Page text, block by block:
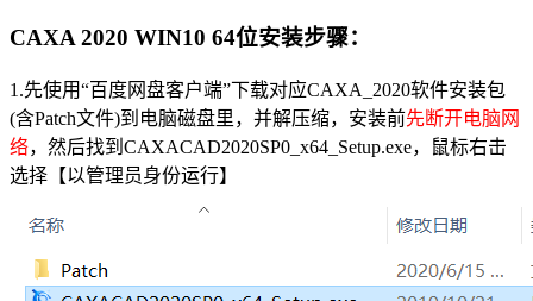
CAXA 2020 WIN10 64位安装步骤：
1.先使用“百度网盘客户端”下载对应CAXA_2020软件安装包
(含Patch文件)到电脑磁盘里，并解压缩，安装前先断开电脑网
络，然后找到CAXACAD2020SP0_x64_Setup.exe，鼠标右击
选择【以管理员身份运行】